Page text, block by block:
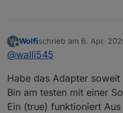
W
Offline
Wolfischrieb am 6. Apr.
zuletzt editiert von
@walli545
Habe das Adapter soweit
Bin am testen mit einer
Ein (true) funktioniert